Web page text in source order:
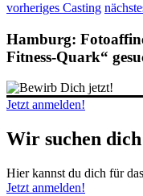
vorheriges Casting
Hamburg:
Fitness-Quark“
Jetzt anmelden!
Wir suchen
Hier kannst du dich für
Jetzt anmelden!